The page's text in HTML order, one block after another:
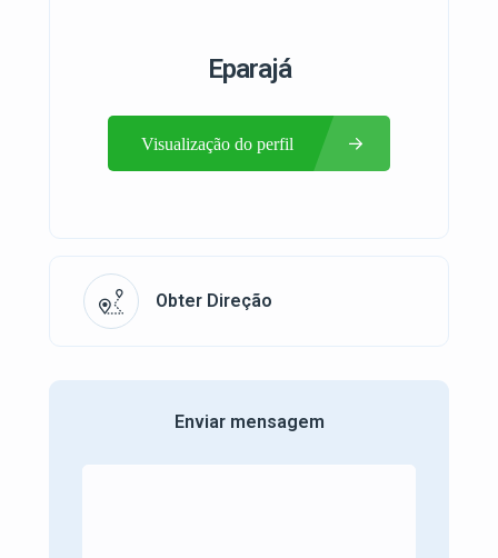
Eparajá
Visualização do perfil
Obter Direção
Enviar mensagem